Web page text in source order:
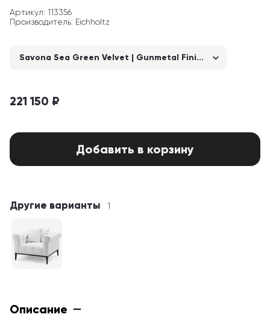
Артикул: 113356
Производитель: Eichholtz
Savona Sea Green Velvet | Gunmetal Finish Base
221 150 ₽
Добавить в корзину
Другие варианты 1
Описание